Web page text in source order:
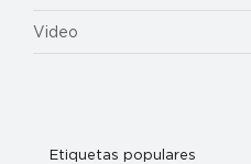
Video
Etiquetas populares